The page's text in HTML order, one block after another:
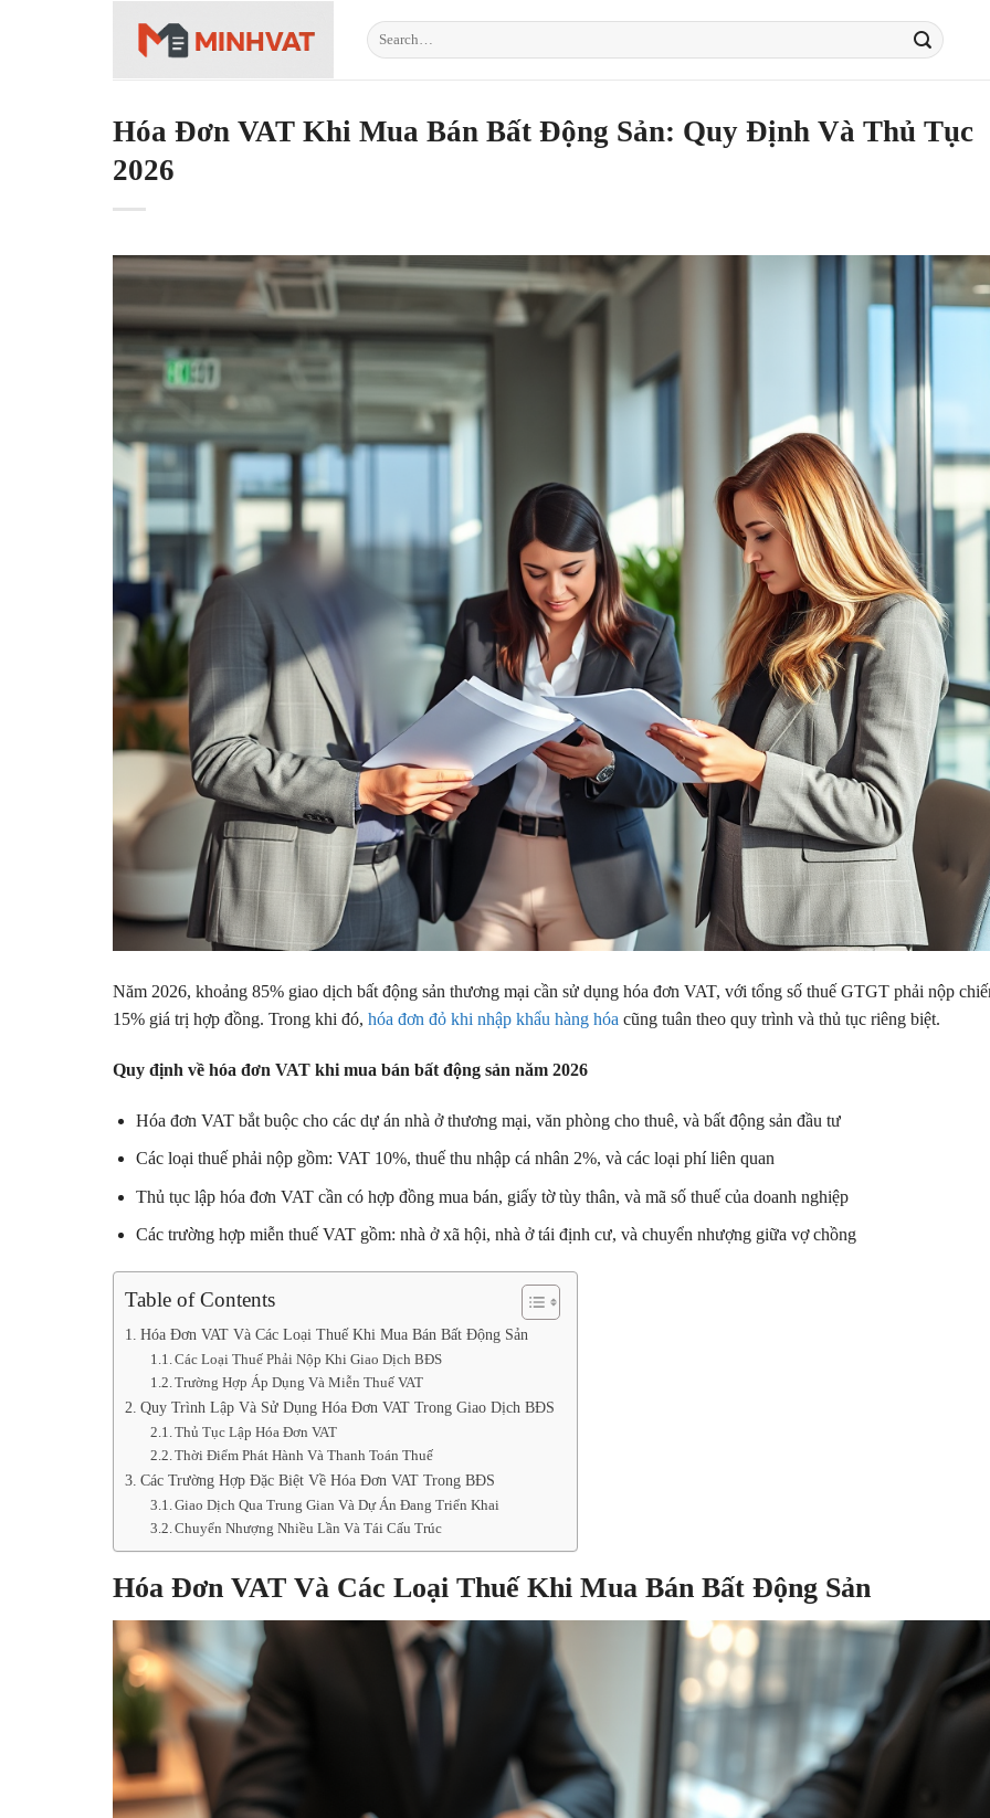
Hóa Đơn VAT Khi Mua Bán Bất Động Sản: Quy Định Và Thủ Tục
2026
Năm 2026, khoảng 85% giao dịch bất động sản thương mại cần sử dụng hóa đơn VAT, với tổng số thuế GTGT phải nộp
15% giá trị hợp đồng. Trong khi đó, hóa đơn đỏ khi nhập khẩu hàng hóa cũng tuân theo quy trình và thủ tục riêng biệt.
Quy định về hóa đơn VAT khi mua bán bất động sản năm 2026
Hóa đơn VAT bắt buộc cho các dự án nhà ở thương mại, văn phòng cho thuê, và bất động sản đầu tư
Các loại thuế phải nộp gồm: VAT 10%, thuế thu nhập cá nhân 2%, và các loại phí liên quan
Thủ tục lập hóa đơn VAT cần có hợp đồng mua bán, giấy tờ tùy thân, và mã số thuế của doanh nghiệp
Các trường hợp miễn thuế VAT gồm: nhà ở xã hội, nhà ở tái định cư, và chuyển nhượng giữa vợ chồng
Table of Contents
Hóa Đơn VAT Và Các Loại Thuế Khi Mua Bán Bất Động Sản
Các Loại Thuế Phải Nộp Khi Giao Dịch BĐS
Trường Hợp Áp Dụng Và Miễn Thuế VAT
Quy Trình Lập Và Sử Dụng Hóa Đơn VAT Trong Giao Dịch BĐS
Thủ Tục Lập Hóa Đơn VAT
Thời Điểm Phát Hành Và Thanh Toán Thuế
Các Trường Hợp Đặc Biệt Về Hóa Đơn VAT Trong BĐS
Giao Dịch Qua Trung Gian Và Dự Án Đang Triển Khai
Chuyển Nhượng Nhiều Lần Và Tái Cấu Trúc
Hóa Đơn VAT Và Các Loại Thuế Khi Mua Bán Bất Động Sản